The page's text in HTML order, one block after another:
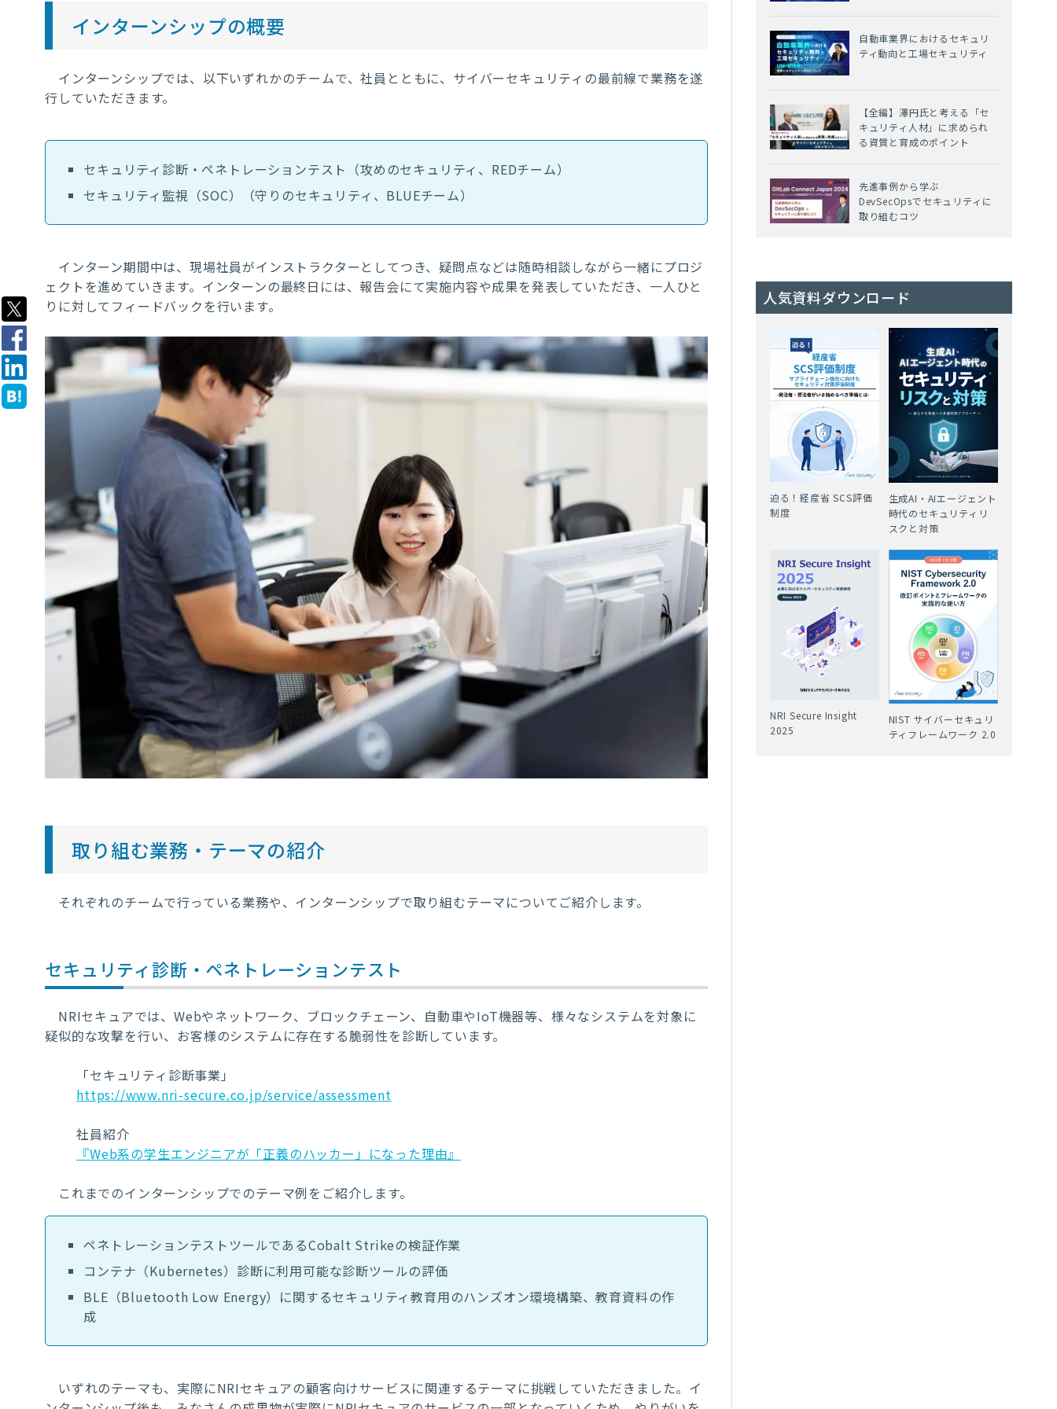
インターンシップの概要
インターンシップでは、以下いずれかのチームで、社員とともに、サイバーセキュリティの最前線で業務を遂
行していただきます。
セキュリティ診断・ペネトレーションテスト（攻めのセキュリティ、 REDチーム）
セキュリティ監視（SOC）（守りのセキュリティ、 BLUEチーム）
インターン期間中は、現場社員がインストラクターとしてつき、疑問点などは随時相談しながら一緒にプロジ
ェクトを進めていきます。インターンの最終日には、報告会にて実施内容や成果を発表していただき、一人ひと
りに対してフィードバックを行います。
取り組む業務・テーマの紹介
それぞれのチームで行っている業務や、インターンシップで取り組むテーマについてご紹介します。
セキュリティ診断・ペネトレーションテスト
NRIセキュアでは、 Webやネットワーク、ブロックチェーン、自動車やIoT機器等、様々なシステムを対象に
疑似的な攻撃を行い、お客様のシステムに存在する脆弱性を診断しています。
「セキュリティ診断事業」
https://www.nri-secure.co.jp/service/assessment
社員紹介
『Web系の学生エンジニアが「正義のハッカー」になった理由』
これまでのインターンシップでのテーマ例をご紹介します。
ペネトレーションテストツールであるCobalt Strikeの検証作業
コンテナ（Kubernetes）診断に利用可能な診断ツールの評価
BLE（Bluetooth Low Energy）に関するセキュリティ教育用のハンズオン環境構築、教育資料の作
成
いずれのテーマも、実際にNRIセキュアの顧客向けサービスに関連するテーマに挑戦していただきました。イ
自動車業界におけるセキュリ
ティ動向と工場セキュリティ
【全編】澤円氏と考える「セ
キュリティ人材」に求められ
る資質と育成のポイント
先進事例から学ぶ
DevSecOpsでセキュリティに
取り組むコツ
人気資料ダウンロード
迫る！経産省 SCS評価
制度
生成AI・AIエージェント
時代のセキュリティリ
スクと対策
NRI Secure Insight
2025
NIST サイバーセキュリ
ティフレームワーク 2.0